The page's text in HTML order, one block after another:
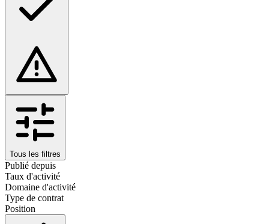
Tous les filtres
Publié depuis
Taux d'activité
Domaine d'activité
Type de contrat
Position